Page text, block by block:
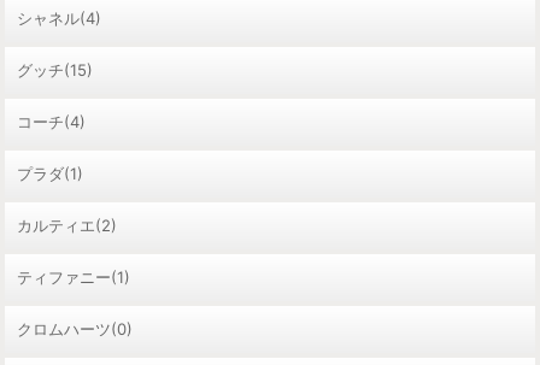
シャネル(4)
グッチ(15)
コーチ(4)
プラダ(1)
カルティエ(2)
ティファニー(1)
クロムハーツ(0)